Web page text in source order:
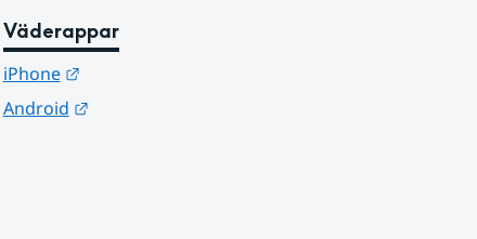
Väderappar
iPhone
Länk till annan webbplats.
Android
Länk till annan webbplats.